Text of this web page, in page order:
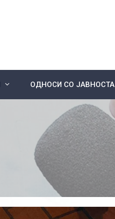
ОДНОСИ СО ЈАВНОСТА